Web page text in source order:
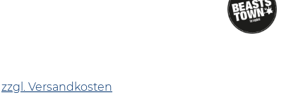
zzgl. Versandkosten